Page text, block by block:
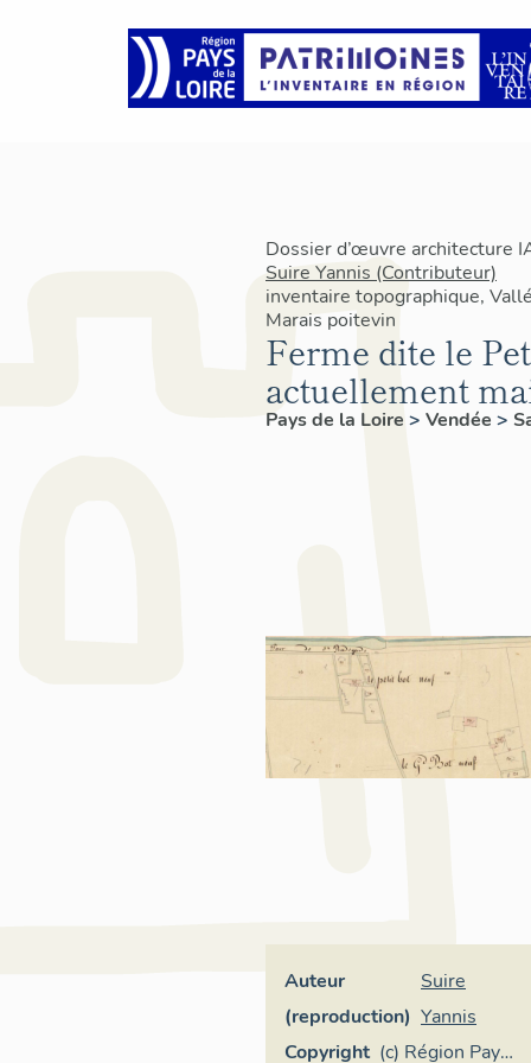
Dossier d’œuvre architecture
Suire Yannis (Contributeur)
inventaire topographique,
Marais poitevin
Ferme dite le
actuellement
Pays de la Loire > Vendée >
Auteur
(reproduction)
Suire
Yannis
Copyright (c) Région Pays